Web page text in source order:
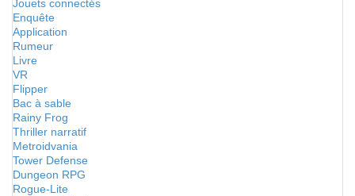
Jouets connectés
Enquête
Application
Rumeur
Livre
VR
Flipper
Bac à sable
Rainy Frog
Thriller narratif
Metroidvania
Tower Defense
Dungeon RPG
Rogue-Lite